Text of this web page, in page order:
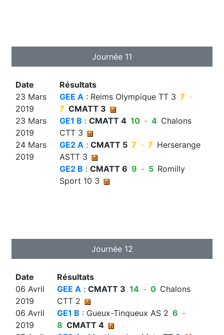
Journée 11
Date
23 Mars
2019
23 Mars
2019
24 Mars
2019
Résultats
GEE A : Reims Olympique TT 3 7 -
7 CMATT 3
GE1 B :CMATT 4 10 - 4 Chalons
CTT 3
GE2 A :CMATT 5 7 - 7 Herserange
ASTT 3
GE2 B :CMATT 6 9 - 5 Romilly
Sport 10 3
Journée 12
Date
06 Avril
2019
06 Avril
2019
Résultats
GEE A: CMATT 3 14 - 0 Chalons
CTT 2
GE1 B : Gueux-Tinqueux AS 2 6 -
8 CMATT 4